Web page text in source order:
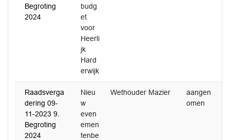
Begroting
2024
budg
et
voor
Heerli
jk
Hard
erwijk
Raadsverga
dering 09-
11-2023 9.
Begroting
2024
Nieu
w
even
emen
tenbe
Wethouder Mazier
aangen
omen